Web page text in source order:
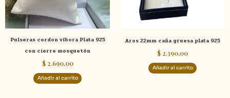
Pulseras cordon víbora Plata 925
con cierre mosquetón
$2.690,00
Añadir al carrito
Aros 22mm caña gruesa plata 925
$ 2.390,00
Añadir al carrito